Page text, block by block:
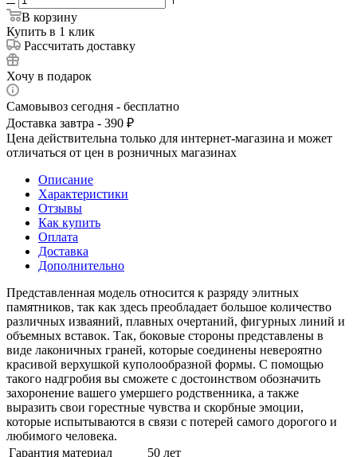
В корзину
Купить в 1 клик
Рассчитать доставку
Хочу в подарок
Самовывоз сегодня - бесплатно
Доставка завтра - 390 ₽
Цена действительна только для интернет-магазина и может
отличаться от цен в розничных магазинах
Описание
Характеристики
Отзывы
Как купить
Оплата
Доставка
Дополнительно
Представленная модель относится к разряду элитных
памятников, так как здесь преобладает большое количество
различных изваяний, плавных очертаний, фигурных линий и
объемных вставок. Так, боковые стороны представлены в
виде лаконичных граней, которые соединены невероятно
красивой верхушкой куполообразной формы. С помощью
такого надгробия вы сможете с достоинством обозначить
захоронение вашего умершего родственника, а также
выразить свои горестные чувства и скорбные эмоции,
которые испытываются в связи с потерей самого дорогого и
любимого человека.
Гарантия материал
50 лет